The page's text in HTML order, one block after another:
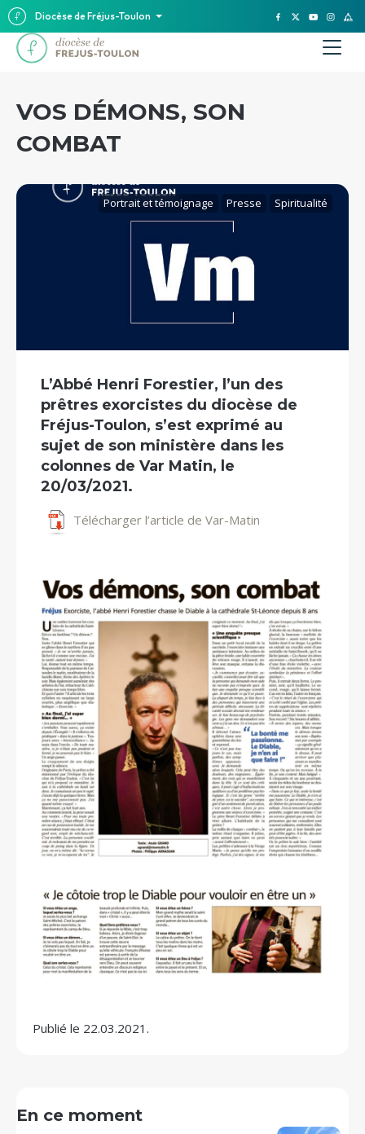
Diocèse de Fréjus-Toulon
VOS DÉMONS, SON
COMBAT
Portrait et témoignage Presse Spiritualité
L’Abbé Henri Forestier, l’un des
prêtres exorcistes du diocèse de
Fréjus-Toulon, s’est exprimé au
sujet de son ministère dans les
colonnes de Var Matin, le
20/03/2021.
Télécharger l’article de Var-Matin
Publié le 22.03.2021.
En ce moment